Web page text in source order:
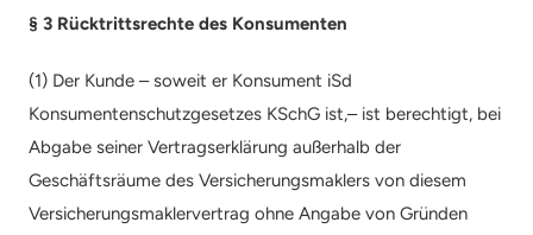
§ 3 Rücktrittsrechte des Konsumenten
(1) Der Kunde – soweit er Konsument iSd
Konsumentenschutzgesetzes KSchG ist,– ist berechtigt, bei
Abgabe seiner Vertragserklärung außerhalb der
Geschäftsräume des Versicherungsmaklers von diesem
Versicherungsmaklervertrag ohne Angabe von Gründen